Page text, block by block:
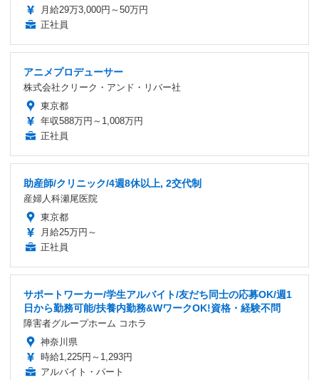
月給29万3,000円～50万円
正社員
アニメプロデューサー
株式会社クリーク・アンド・リバー社
東京都
年収588万円～1,008万円
正社員
助産師/クリニック/4週8休以上, 2交代制
産婦人科瀬尾医院
東京都
月給25万円～
正社員
サポートワーカー/学生アルバイト/友だち同士の応募OK/週1
日から勤務可能/扶養内勤務&WワークOK!資格・経験不問
障害者グループホーム コホラ
神奈川県
時給1,225円～1,293円
アルバイト・パート